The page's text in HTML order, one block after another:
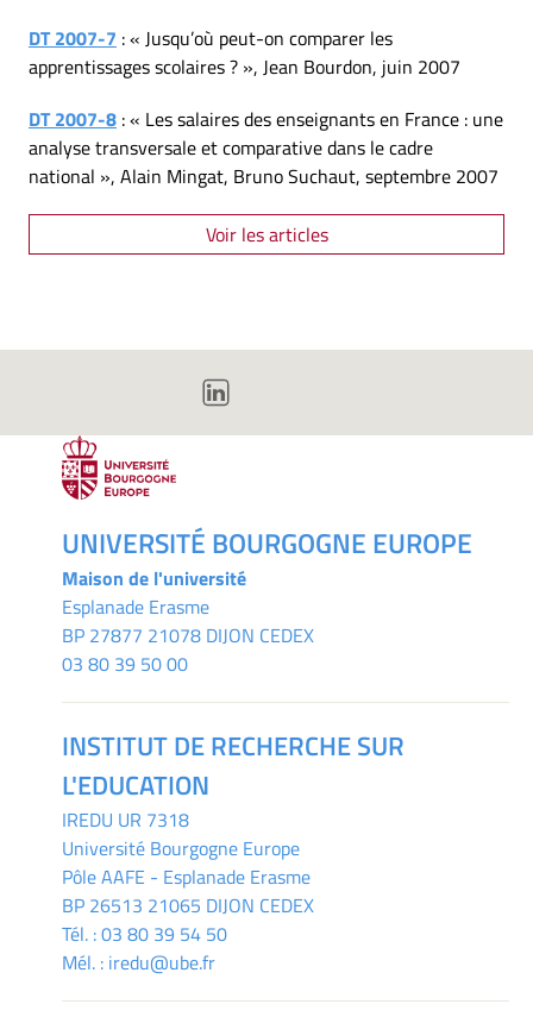
DT 2007-7 : « Jusqu’où peut-on comparer les
apprentissages scolaires ? », Jean Bourdon, juin 2007
DT 2007-8 : « Les salaires des enseignants en France : une
analyse transversale et comparative dans le cadre
national », Alain Mingat, Bruno Suchaut, septembre 2007
Voir les articles
UNIVERSITÉ BOURGOGNE EUROPE
Maison de l'université
Esplanade Erasme
BP 27877 21078 DIJON CEDEX
03 80 39 50 00
INSTITUT DE RECHERCHE SUR
L'EDUCATION
IREDU UR 7318
Université Bourgogne Europe
Pôle AAFE - Esplanade Erasme
BP 26513 21065 DIJON CEDEX
Tél. :03 80 39 54 50
Mél. : iredu@ube.fr